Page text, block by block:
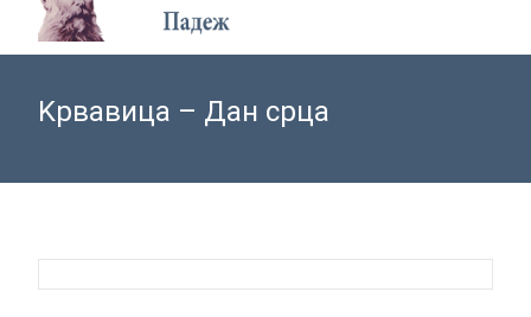
Kрвавица – Дан срца